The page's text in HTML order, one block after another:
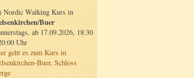
Nordic Walking Kurs in
Buer
ab 17.09.2026, 18:30
Uhr
geht es zum Kurs in
Buer, Schloss